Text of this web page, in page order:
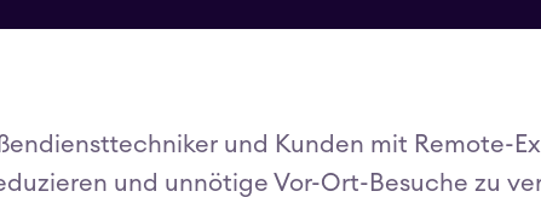
und Kunden mit Remote-
und unnötige Vor-Ort-Besuche zu